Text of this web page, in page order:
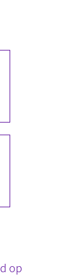
op